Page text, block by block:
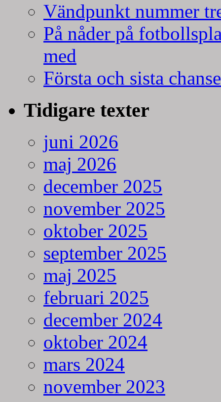
Vändpunkt nummer
På nåder på
med
Första och sista
Tidigare texter
juni 2026
maj 2026
december 2025
november 2025
oktober 2025
september 2025
maj 2025
februari 2025
december 2024
oktober 2024
mars 2024
november 2023